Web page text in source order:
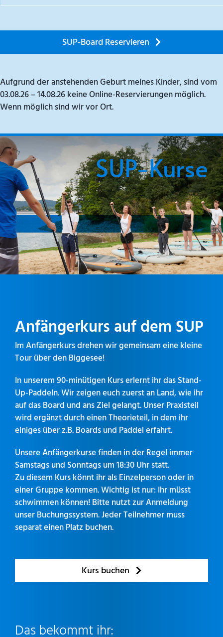
SUP-Board Reservieren
Aufgrund der anstehenden Geburt meines Kinder, sind vom
03.08.26 – 14.08.26 keine Online-Reservierungen möglich.
Wenn möglich sind wir vor Ort.
SUP-Kurse
Anfängerkurs auf dem SUP
Im Anfängerkurs drehen wir gemeinsam eine kleine
Tour über den Biggesee!
In unserem 90-minütigen Kurs erlernt ihr das Stand-
Up-Paddeln. Wir zeigen euch zuerst an Land, wie ihr
auf das Board und ans Ziel gelangt. Unser Praxisteil
wird ergänzt durch einen Theorieteil, in dem ihr
einiges über z.B. Boards und Paddel erfahrt.
Unsere Anfängerkurse finden in der Regel immer
Samstags und Sonntags um 18:30 Uhr statt.
Zu diesem Kurs könnt ihr als Einzelperson oder in
einer Gruppe kommen. Wichtig ist nur: Ihr müsst
schwimmen können! Bitte nutzt zur Anmeldung
unser Buchungssystem. Jeder Teilnehmer muss
separat einen Platz buchen.
Kurs buchen
Das bekommt ihr: